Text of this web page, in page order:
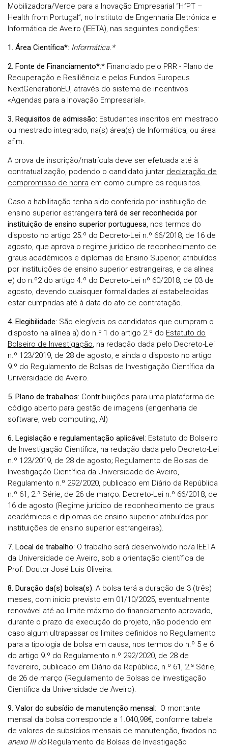
Mobilizadora/Verde para a Inovação Empresarial “HfPT –
Health from Portugal”, no Instituto de Engenharia Eletrónica e
Informática de Aveiro (IEETA), nas seguintes condições:
1. Área Científica*: Informática.*
2. Fonte de Financiamento*:* Financiado pelo PRR - Plano de
Recuperação e Resiliência e pelos Fundos Europeus
NextGenerationEU, através do sistema de incentivos
«Agendas para a Inovação Empresarial».
3. Requisitos de admissão: Estudantes inscritos em mestrado
ou mestrado integrado, na(s) área(s) de Informática, ou área
afim.
A prova de inscrição/matrícula deve ser efetuada até à
contratualização, podendo o candidato juntar declaração de
compromisso de honra em como cumpre os requisitos.
Caso a habilitação tenha sido conferida por instituição de
ensino superior estrangeira terá de ser reconhecida por
instituição de ensino superior portuguesa, nos termos do
disposto no artigo 25.º do Decreto-Lei n.º 66/2018, de 16 de
agosto, que aprova o regime jurídico de reconhecimento de
graus académicos e diplomas de Ensino Superior, atribuídos
por instituições de ensino superior estrangeiras, e da alínea
e) do n.º2 do artigo 4.º do Decreto-Lei nº 60/2018, de 03 de
agosto, devendo quaisquer formalidades aí estabelecidas
estar cumpridas até à data do ato de contratação.
4. Elegibilidade: São elegíveis os candidatos que cumpram o
disposto na alínea a) do n.º 1 do artigo 2.º do Estatuto do
Bolseiro de Investigação, na redação dada pelo Decreto-Lei
n.º 123/2019, de 28 de agosto, e ainda o disposto no artigo
9.º do Regulamento de Bolsas de Investigação Científica da
Universidade de Aveiro.
5. Plano de trabalhos: Contribuições para uma plataforma de
código aberto para gestão de imagens (engenharia de
software, web computing, AI)
6. Legislação e regulamentação aplicável: Estatuto do Bolseiro
de Investigação Científica, na redação dada pelo Decreto-Lei
n.º 123/2019, de 28 de agosto; Regulamento de Bolsas de
Investigação Científica da Universidade de Aveiro,
Regulamento n.º 292/2020, publicado em Diário da República
n.º 61, 2.ª Série, de 26 de março; Decreto-Lei n.º 66/2018, de
16 de agosto (Regime jurídico de reconhecimento de graus
académicos e diplomas de ensino superior atribuídos por
instituições de ensino superior estrangeiras).
7. Local de trabalho: O trabalho será desenvolvido no/a IEETA
da Universidade de Aveiro, sob a orientação científica de
Prof. Doutor José Luis Oliveira.
8. Duração da(s) bolsa(s): A bolsa terá a duração de 3 (três)
meses, com início previsto em 01/10/2025, eventualmente
renovável até ao limite máximo do financiamento aprovado,
durante o prazo de execução do projeto, não podendo em
caso algum ultrapassar os limites definidos no Regulamento
para a tipologia de bolsa em causa, nos termos do n.º 5 e 6
do artigo 9.º do Regulamento n.º 292/2020, de 28 de
fevereiro, publicado em Diário da República, n.º 61, 2.ª Série,
de 26 de março (Regulamento de Bolsas de Investigação
Científica da Universidade de Aveiro).
9. Valor do subsídio de manutenção mensal: O montante
mensal da bolsa corresponde a 1.040,98€, conforme tabela
de valores de subsídios mensais de manutenção, fixados no
anexo III doRegulamento de Bolsas de Investigação